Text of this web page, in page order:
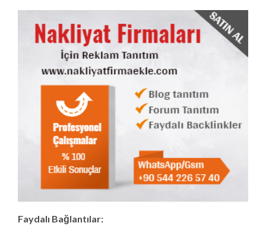
Faydalı Bağlantılar: